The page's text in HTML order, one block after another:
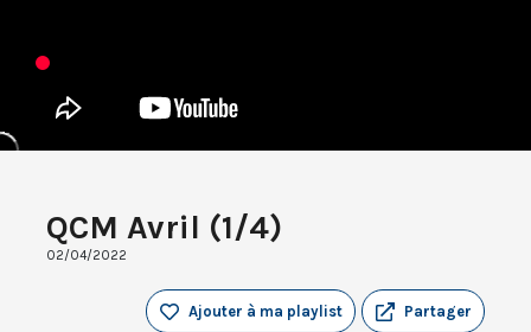
QCM Avril (1/4)
02/04/2022
Partager
Ajouter à ma playlist